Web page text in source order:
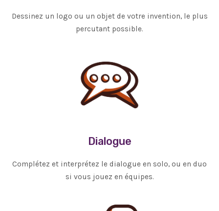
Dessinez un logo ou un objet de votre invention, le plus
percutant possible.
Dialogue
Complétez et interprétez le dialogue en solo, ou en duo
si vous jouez en équipes.